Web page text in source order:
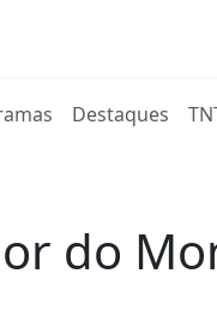
Destaques
do